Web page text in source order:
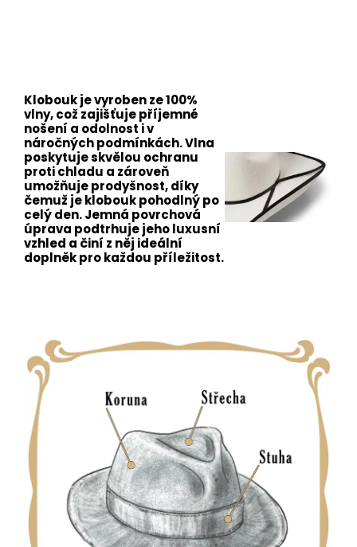
Klobouk je vyroben ze 100%
vlny, což zajišťuje příjemné
nošení a odolnost i v
náročných podmínkách. Vlna
poskytuje skvělou ochranu
proti chladu a zároveň
umožňuje prodyšnost, díky
čemuž je klobouk pohodlný po
celý den. Jemná povrchová
úprava podtrhuje jeho luxusní
vzhled a činí z něj ideální
doplněk pro každou příležitost.